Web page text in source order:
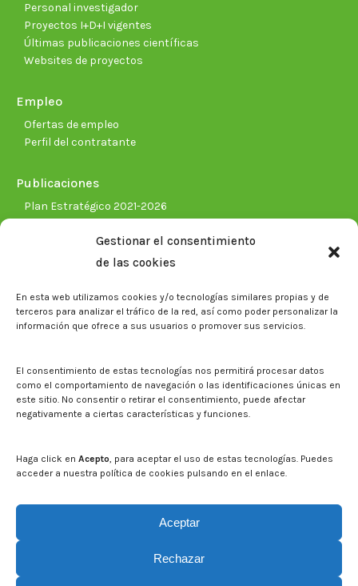
Gestionar el consentimiento
de las cookies
En esta web utilizamos cookies y/o tecnologías similares propias y de
terceros para analizar el tráfico de la red, así como poder personalizar la
información que ofrece a sus usuarios o promover sus servicios.
El consentimiento de estas tecnologías nos permitirá procesar datos
como el comportamiento de navegación o las identificaciones únicas en
este sitio. No consentir o retirar el consentimiento, puede afectar
negativamente a ciertas características y funciones.
Haga click en Acepto, para aceptar el uso de estas tecnologías. Puedes
acceder a nuestra política de cookies pulsando en el enlace.
Aceptar
Rechazar
Personal investigador
Proyectos I+D+I vigentes
Últimas publicaciones científicas
Websites de proyectos
Empleo
Ofertas de empleo
Perfil del contratante
Publicaciones
Plan Estratégico 2021-2026
Biblioteca. Repositorio CITAREA
Eventos
Boletín electrónico cita2
Contacto
Buscar en la web del CITA